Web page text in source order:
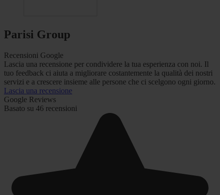
Parisi Group
Recensioni Google
Lascia una recensione per condividere la tua esperienza con noi. Il
tuo feedback ci aiuta a migliorare costantemente la qualità dei nostri
servizi e a crescere insieme alle persone che ci scelgono ogni giorno.
Lascia una recensione
Google Reviews
Basato su 46 recensioni